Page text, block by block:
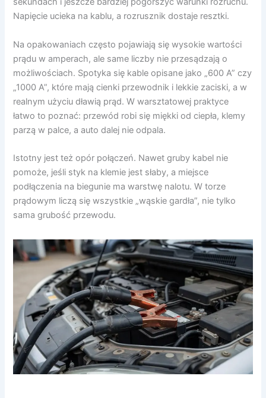
Napięcie ucieka na kablu, a rozrusznik dostaje resztki.
Na opakowaniach często pojawiają się wysokie wartości
prądu w amperach, ale same liczby nie przesądzają o
możliwościach. Spotyka się kable opisane jako „600 A” czy
„1000 A”, które mają cienki przewodnik i lekkie zaciski, a w
realnym użyciu dławią prąd. W warsztatowej praktyce
łatwo to poznać: przewód robi się miękki od ciepła, klemy
parzą w palce, a auto dalej nie odpala.
Istotny jest też opór połączeń. Nawet gruby kabel nie
pomoże, jeśli styk na klemie jest słaby, a miejsce
podłączenia na biegunie ma warstwę nalotu. W torze
prądowym liczą się wszystkie „wąskie gardła”, nie tylko
sama grubość przewodu.